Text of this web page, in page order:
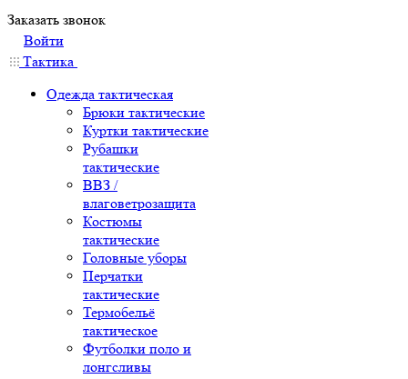
Заказать звонок
Войти
Тактика
Одежда тактическая
Брюки тактические
Куртки тактические
Рубашки
тактические
ВВЗ /
влаговетрозащита
Костюмы
тактические
Головные уборы
Перчатки
тактические
Термобельё
тактическое
Футболки поло и
лонгсливы